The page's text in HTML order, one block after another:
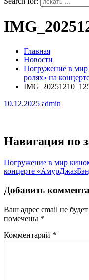
Главная
Новости
Погружение в мир
ролях» на
10.12.2025 admin
Навигация по
Погружение в мир
концерте
Добавить
Ваш адрес email не
помечены *
Комментарий *